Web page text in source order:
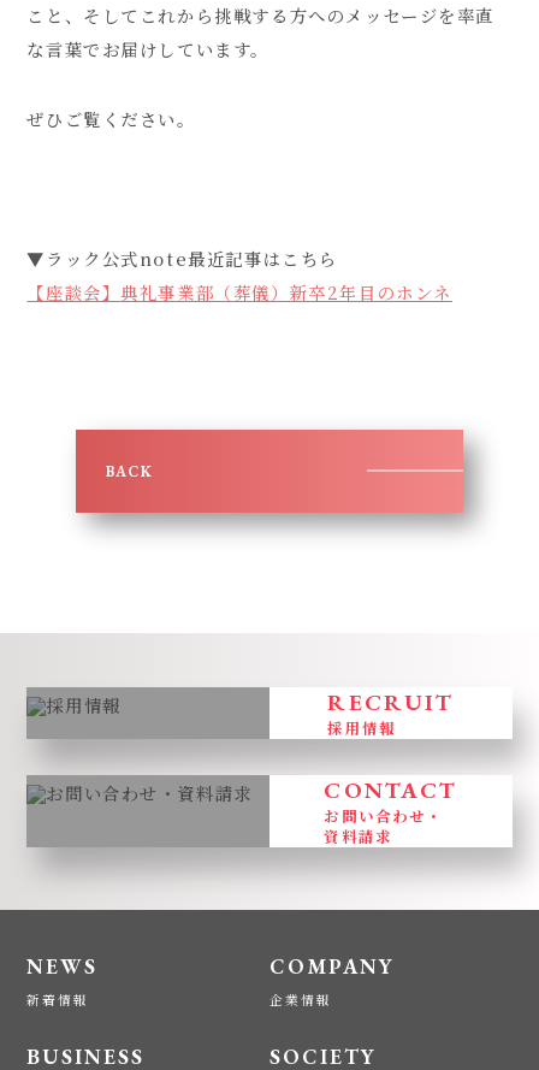
こと、そしてこれから挑戦する方へのメッセージを率直
な言葉でお届けしています。
ぜひご覧ください。
▼ラック公式note最近記事はこちら
【座談会】典礼事業部（葬儀）新卒2年目のホンネ
BACK
RECRUIT
採用情報
CONTACT
お問い合わせ・
資料請求
NEWS
新着情報
COMPANY
企業情報
BUSINESS SOCIETY